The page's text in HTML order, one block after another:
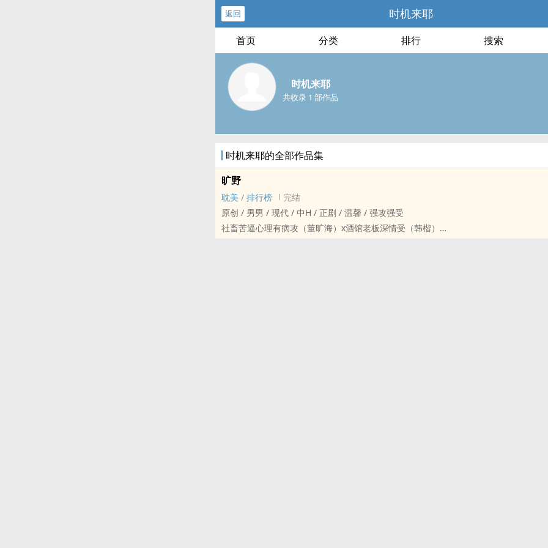
返回 时机来耶
首页 分类 排行 搜索
时机来耶
共收录 1 部作品
时机来耶的全部作品集
旷野
‌耽‌‍美‌ / 排行榜
完结
原创 / ‍‍男‌‎‍男‎‍ / 现代 / 中H / 正剧 / 温馨 / 强攻强受
社畜苦逼心理有病攻（董旷海）x酒馆老板深情受（韩楷）